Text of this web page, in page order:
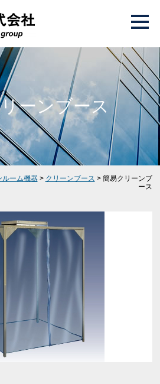
ーンブース
ルーム機器> クリーンブース > 簡易クリーンブ
ース